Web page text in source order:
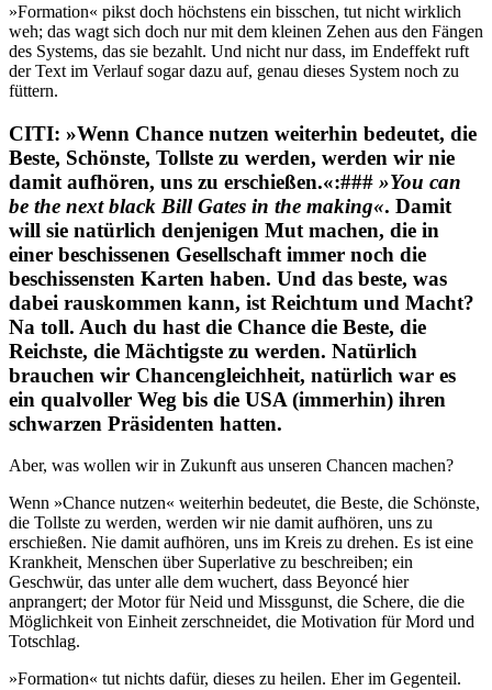
»Formation« pikst doch höchstens ein bisschen, tut nicht wirklich
weh; das wagt sich doch nur mit dem kleinen Zehen aus den Fängen
des Systems, das sie bezahlt. Und nicht nur dass, im Endeffekt ruft
der Text im Verlauf sogar dazu auf, genau dieses System noch zu
füttern.
CITI: »Wenn Chance nutzen weiterhin bedeutet, die
Beste, Schönste, Tollste zu werden, werden wir nie
damit aufhören, uns zu erschießen.«:### »You can
be the next black Bill Gates in the making«. Damit
will sie natürlich denjenigen Mut machen, die in
einer beschissenen Gesellschaft immer noch die
beschissensten Karten haben. Und das beste, was
dabei rauskommen kann, ist Reichtum und Macht?
Na toll. Auch du hast die Chance die Beste, die
Reichste, die Mächtigste zu werden. Natürlich
brauchen wir Chancengleichheit, natürlich war es
ein qualvoller Weg bis die USA (immerhin) ihren
schwarzen Präsidenten hatten.
Aber, was wollen wir in Zukunft aus unseren Chancen machen?
Wenn »Chance nutzen« weiterhin bedeutet, die Beste, die Schönste,
die Tollste zu werden, werden wir nie damit aufhören, uns zu
erschießen. Nie damit aufhören, uns im Kreis zu drehen. Es ist eine
Krankheit, Menschen über Superlative zu beschreiben; ein
Geschwür, das unter alle dem wuchert, dass Beyoncé hier
anprangert; der Motor für Neid und Missgunst, die Schere, die die
Möglichkeit von Einheit zerschneidet, die Motivation für Mord und
Totschlag.
»Formation« tut nichts dafür, dieses zu heilen. Eher im Gegenteil.